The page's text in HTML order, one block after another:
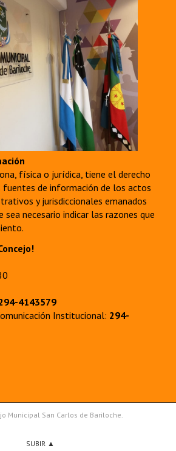
física o jurídica, tiene el derecho
fuentes de información de los actos
y jurisdiccionales emanados
sea necesario indicar las razones que
4143579
Institucional: 294-
Municipal San Carlos de Bariloche.
SUBIR ▲